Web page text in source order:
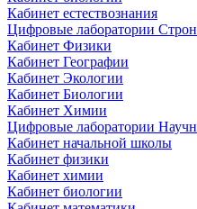
Кабинет естествознания
Цифровые лаборатории
Кабинет Физики
Кабинет Географии
Кабинет Экологии
Кабинет Биологии
Кабинет Химии
Цифровые лаборатории
Кабинет начальной школы
Кабинет физики
Кабинет химии
Кабинет биологии